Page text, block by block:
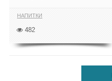
НАПИТКИ
482